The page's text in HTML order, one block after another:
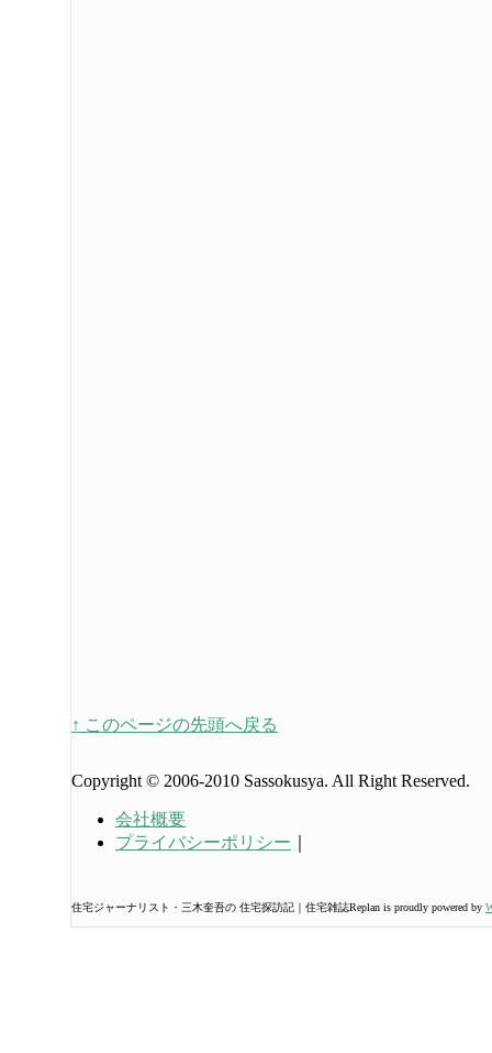
↑ このページの先頭へ戻る
Copyright © 2006-2010 Sassokusya. All Right Reserved.
会社概要
プライバシーポリシー
住宅ジャーナリスト・三木奎吾の 住宅探訪記｜住宅雑誌Replan is proudly powered by